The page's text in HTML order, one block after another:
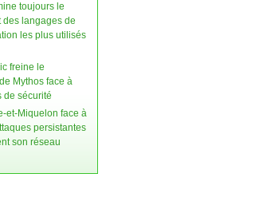
toujours le
des langages de
les plus utilisés
freine le
Mythos face à
de sécurité
et-Miquelon face à
persistantes
son réseau